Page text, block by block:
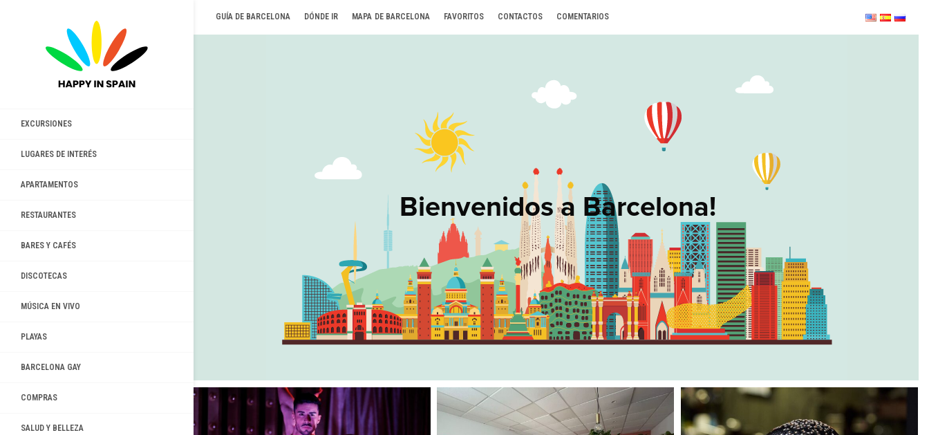
GUÍA DE BARCELONA DÓNDE IR MAPA DE BARCELONA FAVORITOS CONTACTOS COMENTARIOS
EXCURSIONES
LUGARES DE INTERÉS
APARTAMENTOS
RESTAURANTES
BARES Y CAFÉS
DISCOTECAS
MÚSICA EN VIVO
PLAYAS
BARCELONA GAY
COMPRAS
SALUD Y BELLEZA
Bienvenidos a Barcelona!